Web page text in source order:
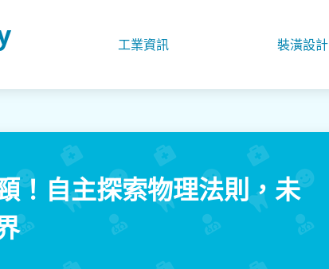
工業資訊 裝潢設計
！自主探索物理法則，未